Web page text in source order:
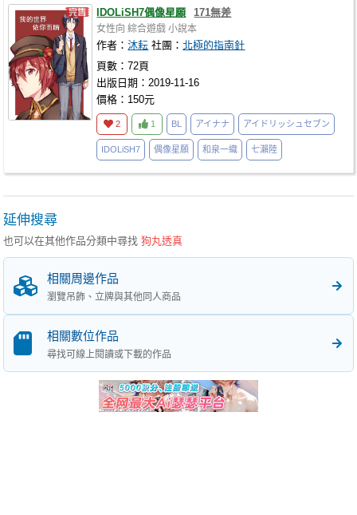
IDOLiSH7偶像星願 171無差
女性向 綜合遊戲 小說本
作者：沐耘 社團：北極的指南針
頁數：72頁
出版日期：2019-11-16
價格：150元
2 1 BL アイナナ アイドリッシュセブン
IDOLiSH7 偶像星願 和泉一織 七瀨陸
延伸搜尋
也可以在其他作品分類中尋找狗丸透真
相關周邊作品
瀏覽吊飾、立牌與其他同人商品
相關數位作品
尋找可線上閱讀或下載的作品